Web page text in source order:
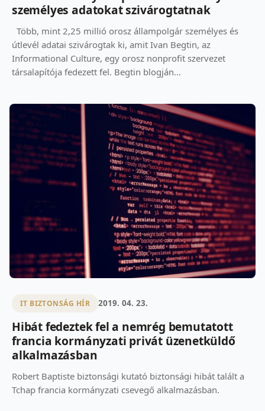
személyes adatokat szivárogtatnak
Több, mint 2,25 millió orosz állampolgár személyes és
útlevél adatai szivárogtak ki, amit Ivan Begtin, az
Informational Culture, egy orosz nonprofit szervezet
társalapítója fedezett fel. Begtin blogján...
IT BIZTONSÁG HÍR 2019. 04. 23.
Hibát fedeztek fel a nemrég bemutatott
francia kormányzati privát üzenetküldő
alkalmazásban
Robert Baptiste biztonsági kutató biztonsági hibát talált a
Tchap francia kormányzati csevegő alkalmazásban.